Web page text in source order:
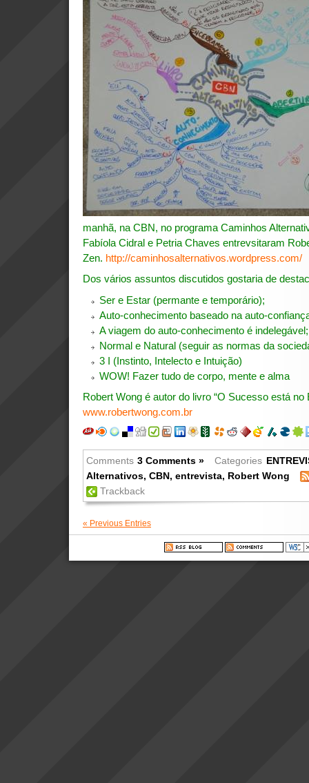
manhã, na CBN, no programa Caminhos
Fabíola Cidral e Petria Chaves entrevsitaram
Zen. http://caminhosalternativos.wordpress.com/
Dos vários assuntos discutidos gostaria de
Ser e Estar (permante e temporário);
Auto-conhecimento baseado na auto-
A viagem do auto-conhecimento é indelegável;
Normal e Natural (seguir as normas da
3 I (Instinto, Intelecto e Intuição)
WOW! Fazer tudo de corpo, mente e alma
Robert Wong é autor do livro “O Sucesso está no
www.robertwong.com.br
Comments 3 Comments » Categories
Alternativos, CBN, entrevista, Robert Wong
Trackback
« Previous Entries